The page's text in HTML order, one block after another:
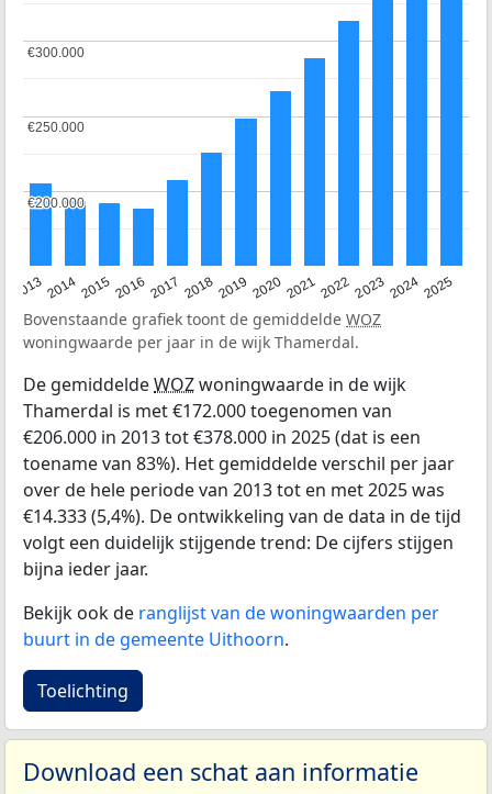
20132014201520162017 20182019 202020212022202320242025
€200.000
€200.000
€250.000
€250.000
€300.000
€300.000
Bovenstaande grafiek toont de gemiddelde WOZ
woningwaarde per jaar in de wijk Thamerdal.
De gemiddeldeWOZwoningwaarde in de wijk
Thamerdal is met €172.000 toegenomen van
€206.000 in 2013 tot €378.000 in 2025 (dat is een
toename van 83%). Het gemiddelde verschil per jaar
over de hele periode van 2013 tot en met 2025 was
€14.333 (5,4%). De ontwikkeling van de data in de tijd
volgt een duidelijk stijgende trend: De cijfers stijgen
bijna ieder jaar.
Bekijk ook de ranglijst van de woningwaarden per
buurt in de gemeente Uithoorn.
Toelichting
Download een schat aan informatie